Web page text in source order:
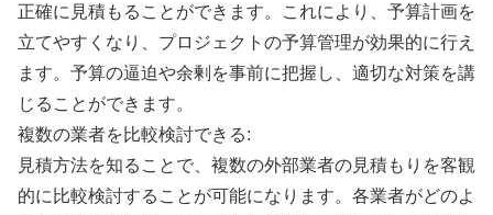
正確に見積もることができます。これにより、予算計画を
立てやすくなり、プロジェクトの予算管理が効果的に行え
ます。予算の逼迫や余剰を事前に把握し、適切な対策を講
じることができます。
複数の業者を比較検討できる:
見積方法を知ることで、複数の外部業者の見積もりを客観
的に比較検討することが可能になります。各業者がどのよ